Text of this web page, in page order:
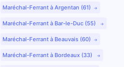
Maréchal-Ferrant à Argentan (61)
Maréchal-Ferrant à Bar-le-Duc (55)
Maréchal-Ferrant à Beauvais (60)
Maréchal-Ferrant à Bordeaux (33)